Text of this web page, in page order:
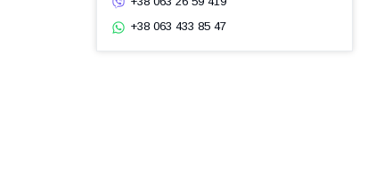
+38 063 433 85 47